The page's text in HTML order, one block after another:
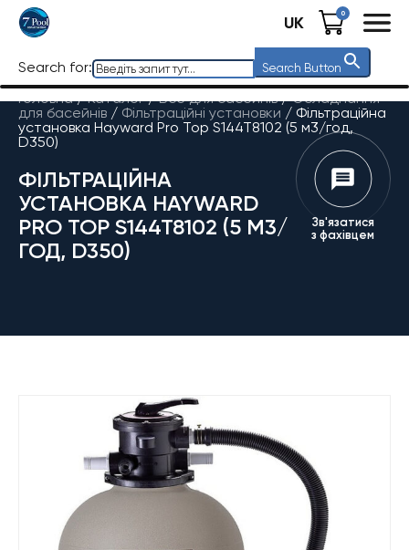
UK 0
Search for: Search Button
Головна / Каталог/Все для басейнів/Обладнання
для басейнів / Фільтраційні установки / Фільтраційна
установка Hayward Pro Top S144T8102 (5 м3/год,
D350)
ФІЛЬТРАЦІЙНА
УСТАНОВКА HAYWARD
PRO TOP S144T8102 (5 М3/
ГОД, D350)
Зв'язатися
з фахівцем